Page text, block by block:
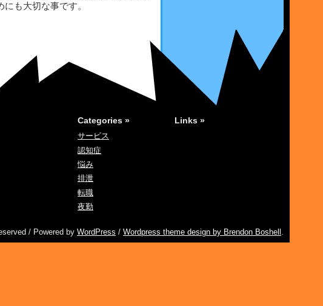
も大切な事です。
Categories »
サービス
認知症
悩み
排泄
転職
夜勤
Links »
/ Powered by WordPress / Wordpress theme design by Brendon Boshell .